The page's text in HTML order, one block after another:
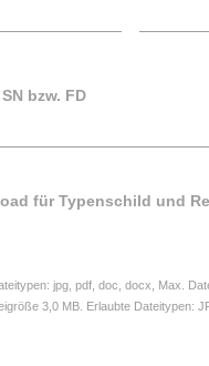
bzw. FD
für Typenschild und
jpg, pdf, doc, docx, Max.
3,0 MB. Erlaubte Dateitypen: